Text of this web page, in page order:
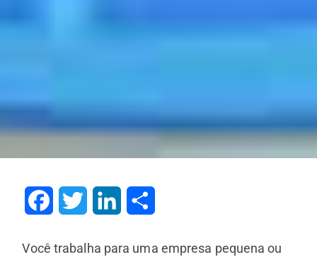
FacebookTwitter LinkedIn
Você trabalha para uma empresa pequena ou